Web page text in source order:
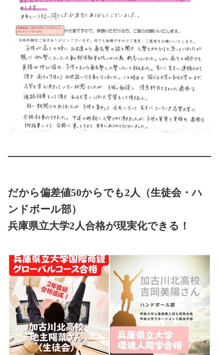
だから偏差値50からでも2人（生徒会・ハ
ンドボール部）
兵庫県立大学2人合格が現実化できる！